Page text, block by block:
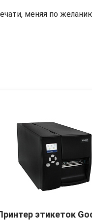
меняя по
этикеток